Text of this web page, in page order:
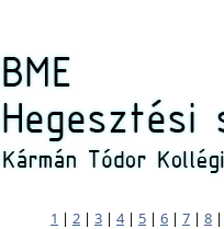
1 | 2 | 3 | 4| 5 | 6 | 7 | 8